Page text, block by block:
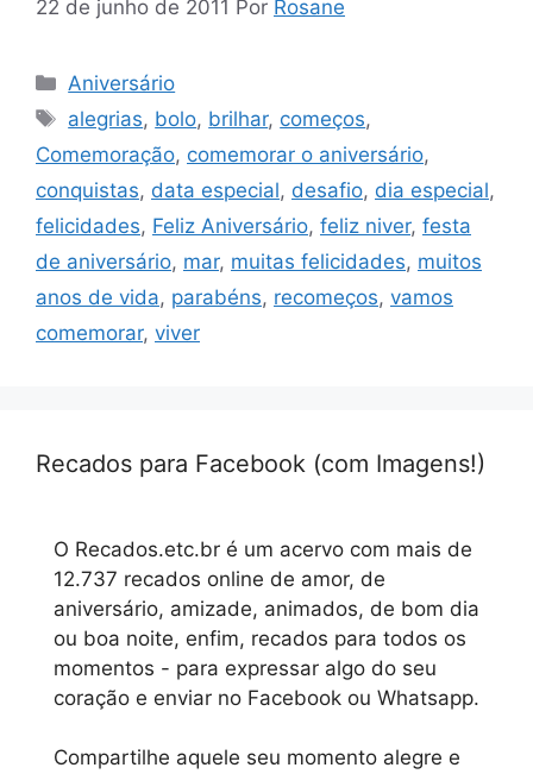
22 de junho de 2011 Por Rosane
Categorias
Aniversário
Tags
alegrias, bolo, brilhar, começos,
Comemoração, comemorar o aniversário,
conquistas, data especial, desafio, dia especial,
felicidades, Feliz Aniversário, feliz niver, festa
de aniversário, mar, muitas felicidades, muitos
anos de vida, parabéns, recomeços, vamos
comemorar, viver
Recados para Facebook (com Imagens!)
O Recados.etc.br é um acervo com mais de
12.737 recados online de amor, de
aniversário, amizade, animados, de bom dia
ou boa noite, enfim, recados para todos os
momentos - para expressar algo do seu
coração e enviar no Facebook ou Whatsapp.
Compartilhe aquele seu momento alegre e